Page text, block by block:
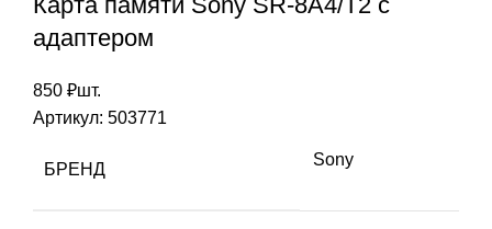
адаптером
850 ₽шт.
Артикул: 503771
БРЕНД
Sony